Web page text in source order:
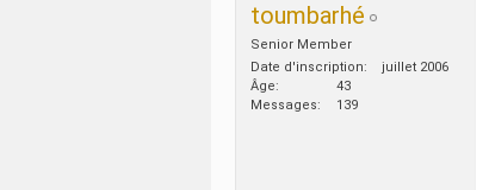
toumbarhé
Senior Member
Date d'inscription
juillet 2006
Âge
43
Messages
139